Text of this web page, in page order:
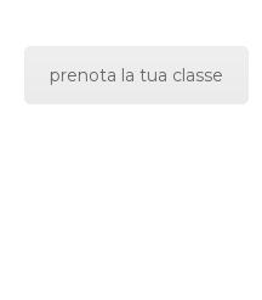
prenota la tua classe